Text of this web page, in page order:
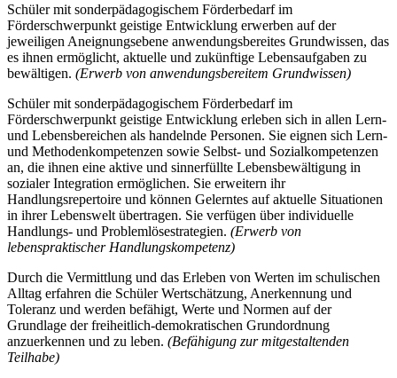
Schüler mit sonderpädagogischem Förderbedarf im
Förderschwerpunkt geistige Entwicklung erwerben auf der
jeweiligen Aneignungsebene anwendungsbereites Grundwissen, das
es ihnen ermöglicht, aktuelle und zukünftige Lebensaufgaben zu
bewältigen. (Erwerb von anwendungsbereitem Grundwissen)
Schüler mit sonderpädagogischem Förderbedarf im
Förderschwerpunkt geistige Entwicklung erleben sich in allen Lern-
und Lebensbereichen als handelnde Personen. Sie eignen sich Lern-
und Methodenkompetenzen sowie Selbst- und Sozialkompetenzen
an, die ihnen eine aktive und sinnerfüllte Lebensbewältigung in
sozialer Integration ermöglichen. Sie erweitern ihr
Handlungsrepertoire und können Gelerntes auf aktuelle Situationen
in ihrer Lebenswelt übertragen. Sie verfügen über individuelle
Handlungs- und Problemlösestrategien. (Erwerb von
lebenspraktischer Handlungskompetenz)
Durch die Vermittlung und das Erleben von Werten im schulischen
Alltag erfahren die Schüler Wertschätzung, Anerkennung und
Toleranz und werden befähigt, Werte und Normen auf der
Grundlage der freiheitlich-demokratischen Grundordnung
anzuerkennen und zu leben. (Befähigung zur mitgestaltenden
Teilhabe)